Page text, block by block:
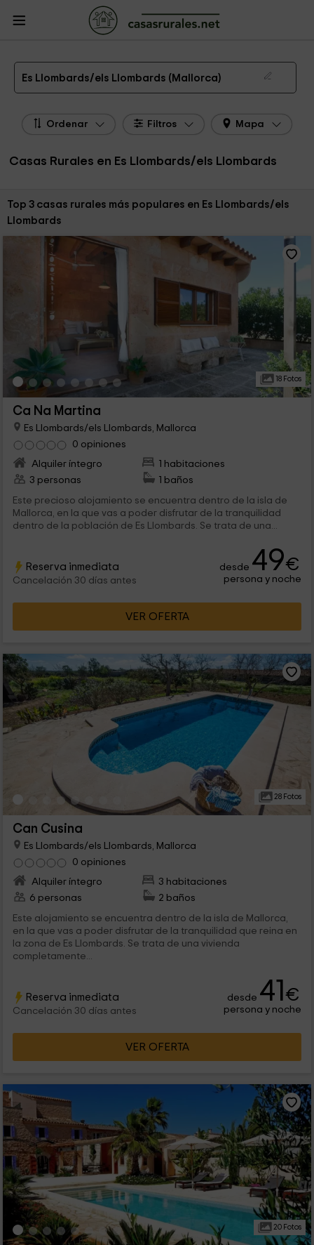
Casas Rurales
Rurales Mallorca
Casas Rurales Es Llombards/els Llombards
Las 3 mejores casas rurales en Es Llombards/els Llombards de 2026
Es Llombards/els Llombards (Mallorca)
Ordenar Filtros Mapa
Casas Rurales en Es Llombards/els Llombards
Ordenar por:
Top 3 casas rurales más populares en Es Llombards/els
Llombards
18 Fotos
Ca Na Martina
Es Llombards/els Llombards, Mallorca
0 opiniones
Alquiler íntegro
1 habitaciones
3 personas
1 baños
Este precioso alojamiento se encuentra dentro de la isla de
Mallorca, en la que vas a poder disfrutar de la tranquilidad
dentro de la población de Es Llombards. Se trata de una...
Reserva inmediata
Cancelación 30 días antes
desde 49€
persona y noche
VER OFERTA
28 Fotos
Can Cusina
Es Llombards/els Llombards, Mallorca
0 opiniones
Alquiler íntegro
3 habitaciones
6 personas
2 baños
Este alojamiento se encuentra dentro de la isla de Mallorca,
en la que vas a poder disfrutar de la tranquilidad que reina en
la zona de Es Llombards. Se trata de una vivienda
completamente...
Reserva inmediata
Cancelación 30 días antes
desde 41€
persona y noche
VER OFERTA
20 Fotos